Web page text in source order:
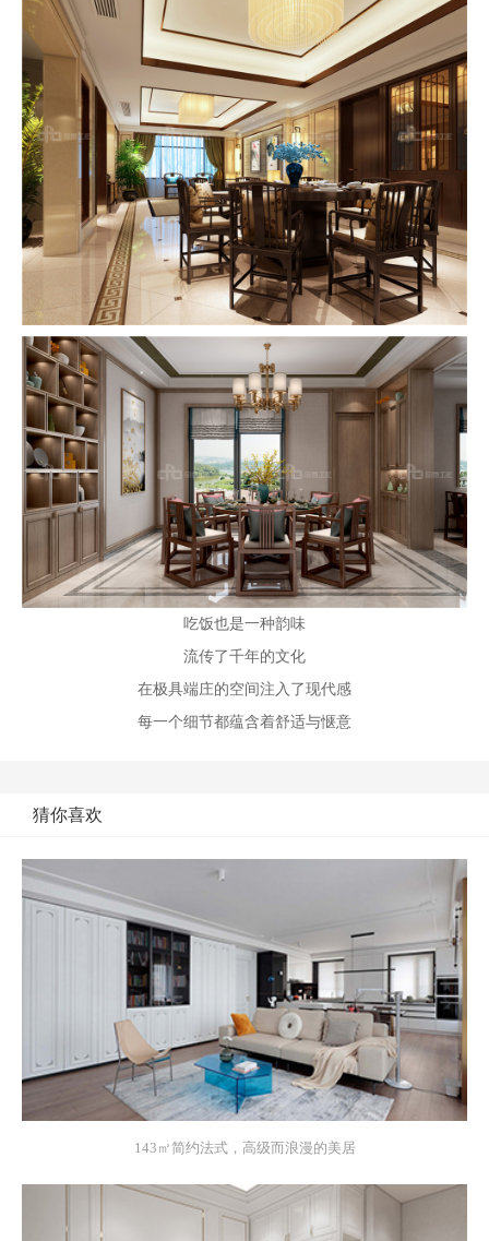
吃饭也是一种韵味
流传了千年的文化
在极具端庄的空间注入了现代感
每一个细节都蕴含着舒适与惬意
猜你喜欢
143㎡简约法式，高级而浪漫的美居